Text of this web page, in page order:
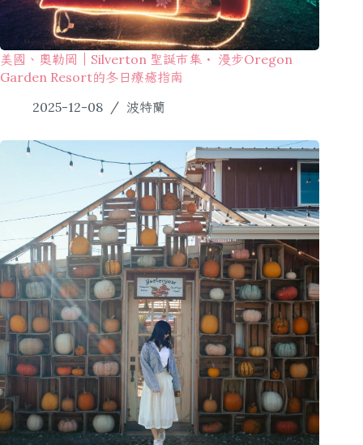
美國、奧勒岡｜Silverton 聖誕市集・ 漫步Oregon
Garden Resort的冬日療癒指南
2025-12-08
波特蘭